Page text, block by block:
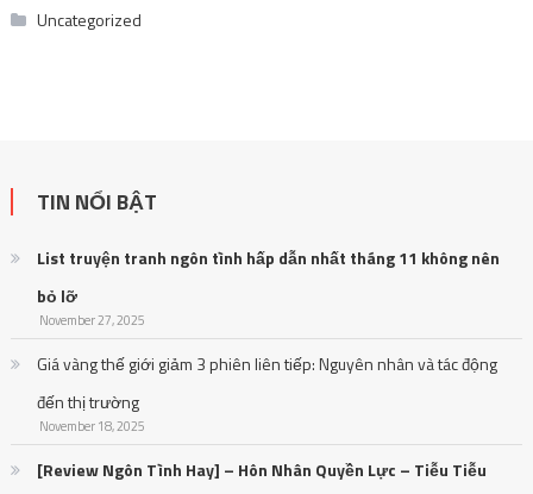
Uncategorized
TIN NỔI BẬT
List truyện tranh ngôn tình hấp dẫn nhất tháng 11 không nên
bỏ lỡ
November 27, 2025
Giá vàng thế giới giảm 3 phiên liên tiếp: Nguyên nhân và tác động
đến thị trường
November 18, 2025
[Review Ngôn Tình Hay] – Hôn Nhân Quyền Lực – Tiễu Tiễu